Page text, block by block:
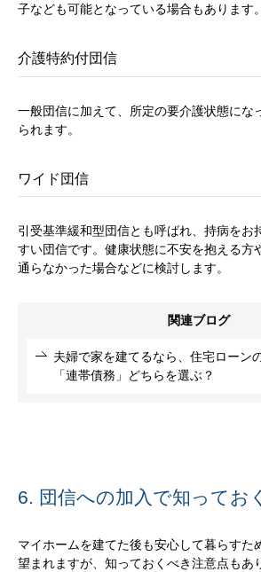
子なども可能となっている場合もあります。
介護特約付団信
一般団信に加えて、所定の要介護状態にな
られます。
ワイド団信
引受基準緩和型団信とも呼ばれ、持病をお
すい団信です。健康状態に不安を抱える方
通らなかった場合などに検討します。
関連ブログ
夫婦で家を建てるなら、住宅ローン
「連帯債務」どちらを選ぶ？
6. 団信への加入で知ってお
マイホームを建てた後も安心して暮らすた
望まれますが、知っておくべき注意点もあ